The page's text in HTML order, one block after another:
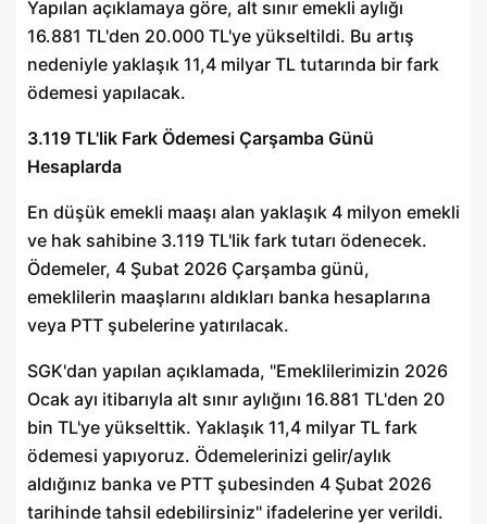
Yapılan açıklamaya göre, alt sınır emekli aylığı
16.881 TL'den 20.000 TL'ye yükseltildi. Bu artış
nedeniyle yaklaşık 11,4 milyar TL tutarında bir fark
ödemesi yapılacak.
3.119 TL'lik Fark Ödemesi Çarşamba Günü
Hesaplarda
En düşük emekli maaşı alan yaklaşık 4 milyon emekli
ve hak sahibine 3.119 TL'lik fark tutarı ödenecek.
Ödemeler, 4 Şubat 2026 Çarşamba günü,
emeklilerin maaşlarını aldıkları banka hesaplarına
veya PTT şubelerine yatırılacak.
SGK'dan yapılan açıklamada, "Emeklilerimizin 2026
Ocak ayı itibarıyla alt sınır aylığını 16.881 TL'den 20
bin TL'ye yükselttik. Yaklaşık 11,4 milyar TL fark
ödemesi yapıyoruz. Ödemelerinizi gelir/aylık
aldığınız banka ve PTT şubesinden 4 Şubat 2026
tarihinde tahsil edebilirsiniz" ifadelerine yer verildi.